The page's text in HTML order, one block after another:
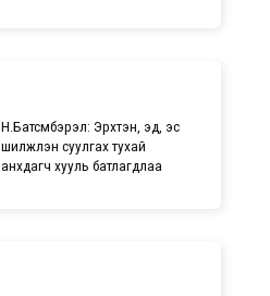
Н.Батсүмбэрэл: Эрхтэн, эд, эс
шилжүүлэн суулгах тухай
анхдагч хууль батлагдлаа